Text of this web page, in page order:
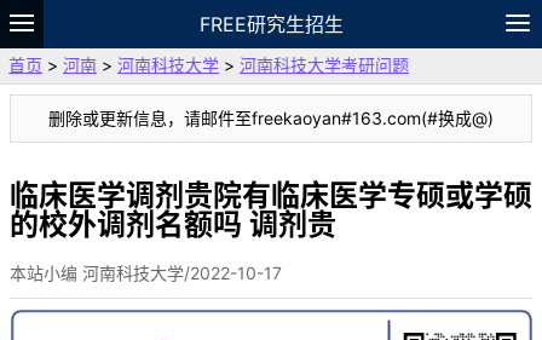
FREE研究生招生
题库
故事 专题 APP 笔记
论坛
VIP
资料
首页 > 河南 > 河南科技大学 > 河南科技大学考研问题
删除或更新信息，请邮件至freekaoyan#163.com(#换成@)
临床医学调剂贵院有临床医学专硕或学硕
的校外调剂名额吗 调剂贵
本站小编 河南科技大学/2022-10-17